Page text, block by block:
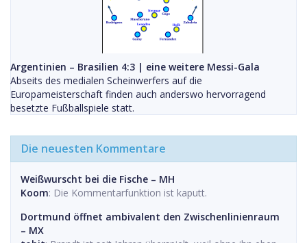
Argentinien – Brasilien 4:3 | eine weitere Messi-Gala
Abseits des medialen Scheinwerfers auf die
Europameisterschaft finden auch anderswo hervorragend
besetzte Fußballspiele statt.
Die neuesten Kommentare
Weißwurscht bei die Fische – MH
Koom: Die Kommentarfunktion ist kaputt.
Dortmund öffnet ambivalent den Zwischenlinienraum
– MX